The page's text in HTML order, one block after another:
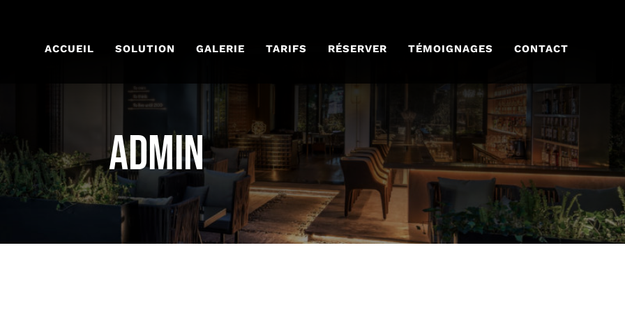
ACCUEIL SOLUTION GALERIE TARIFS RÉSERVER TÉMOIGNAGES CONTACT
admin